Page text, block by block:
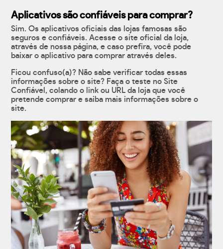
Aplicativos são confiáveis para comprar?
Sim. Os aplicativos oficiais das lojas famosas são
seguros e confiáveis. Acesse o site oficial da loja,
através de nossa página, e caso prefira, você pode
baixar o aplicativo para comprar através deles.
Ficou confuso(a)? Não sabe verificar todas essas
informações sobre o site? Faça o teste no Site
Confiável, colando o link ou URL da loja que você
pretende comprar e saiba mais informações sobre o
site.